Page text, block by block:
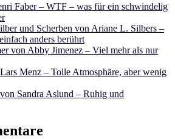
Faber – WTF – was für ein schwindelig
und Scherben von Ariane L. Silbers –
anders berührt
von Abby Jimenez – Viel mehr als nur
Menz – Tolle Atmosphäre, aber wenig
Sandra Aslund – Ruhig und